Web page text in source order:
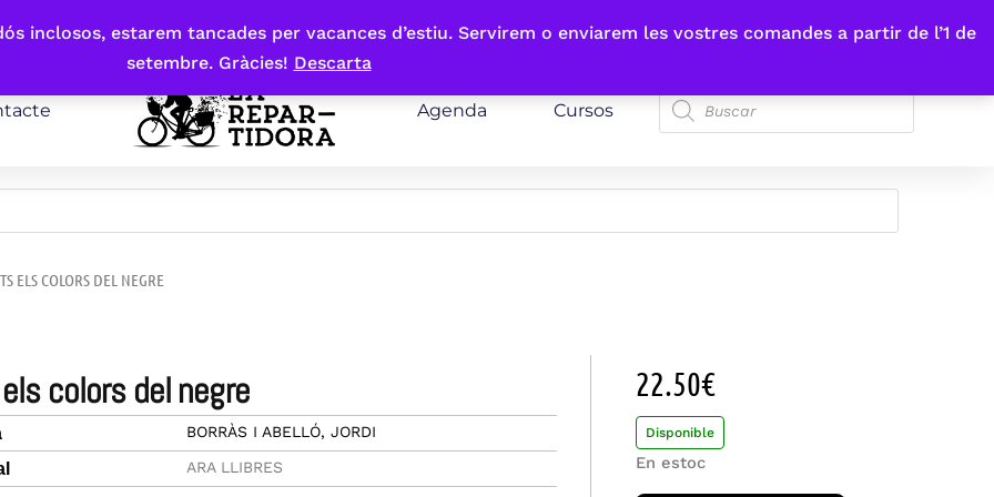
inclosos, estarem tancades per vacances d’estiu. Servirem o enviarem les vostres comandes a partir de l’1 de
setembre. Gràcies! Descarta
Agenda Cursos
ELS COLORS DEL NEGRE
colors del negre
BORRÀS I ABELLÓ, JORDI
ARA LLIBRES
22.50€
Disponible
En estoc